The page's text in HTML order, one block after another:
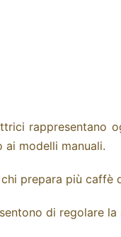
rappresentano
modelli manuali.
prepara più caffè
di regolare